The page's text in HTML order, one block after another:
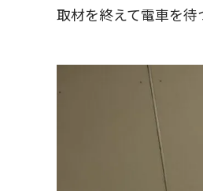
取材を終えて電車を